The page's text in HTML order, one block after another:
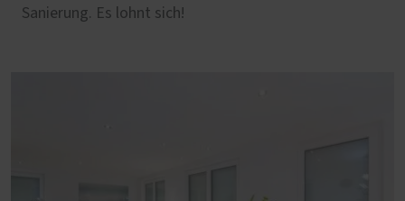
Sanierung. Es lohnt sich!